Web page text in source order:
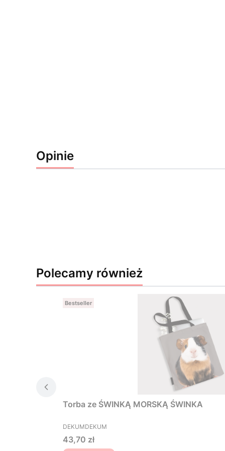
Opinie
Polecamy również
Bestseller
Torba ze ŚWINKĄ MORSKĄ ŚWINKA
PRODUCENT
DEKUMDEKUM
Cena
43,70 zł